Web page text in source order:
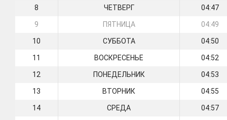
8 ЧЕТВЕРГ 04:47
9 ПЯТНИЦА 04:49
10 СУББОТА 04:50
11 ВОСКРЕСЕНЬЕ 04:52
12 ПОНЕДЕЛЬНИК 04:53
13 ВТОРНИК 04:55
14 СРЕДА 04:57